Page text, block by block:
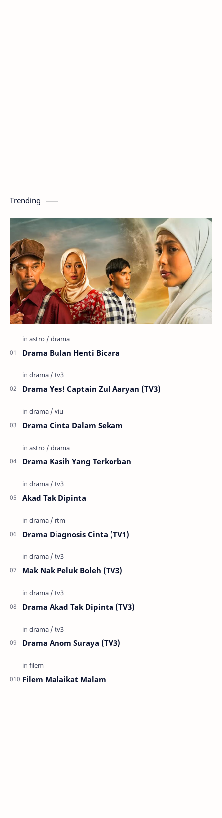
Trending
Drama Bulan Henti Bicara
Drama Yes! Captain Zul Aaryan (TV3)
Drama Cinta Dalam Sekam
Drama Kasih Yang Terkorban
Akad Tak Dipinta
Drama Diagnosis Cinta (TV1)
Mak Nak Peluk Boleh (TV3)
Drama Akad Tak Dipinta (TV3)
Drama Anom Suraya (TV3)
Filem Malaikat Malam